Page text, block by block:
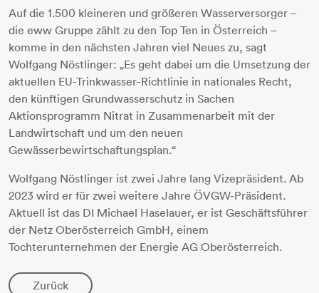
Auf die 1.500 kleineren und größeren Wasserversorger –
die eww Gruppe zählt zu den Top Ten in Österreich –
komme in den nächsten Jahren viel Neues zu, sagt
Wolfgang Nöstlinger: „Es geht dabei um die Umsetzung der
aktuellen EU-Trinkwasser-Richtlinie in nationales Recht,
den künftigen Grundwasserschutz in Sachen
Aktionsprogramm Nitrat in Zusammenarbeit mit der
Landwirtschaft und um den neuen
Gewässerbewirtschaftungsplan.“
Wolfgang Nöstlinger ist zwei Jahre lang Vizepräsident. Ab
2023 wird er für zwei weitere Jahre ÖVGW-Präsident.
Aktuell ist das DI Michael Haselauer, er ist Geschäftsführer
der Netz Oberösterreich GmbH, einem
Tochterunternehmen der Energie AG Oberösterreich.
Zurück